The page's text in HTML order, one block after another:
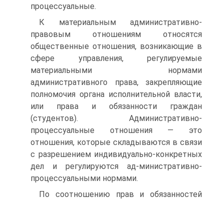
процессуальные.
К материальным административно-
правовым отношениям относятся
общественные отношения, возникающие в
сфере управления, регулируемые
материальными нормами
административного права, закрепляющие
полномочия органа исполнительной власти,
или права и обязанности граждан
(студентов). Административно-
процессуальные отношения — это
отношения, которые складываются в связи
с разрешением индивидуально-конкретных
дел и регулируются ад-министративно-
процессуальными нормами.
По соотношению прав и обязанностей